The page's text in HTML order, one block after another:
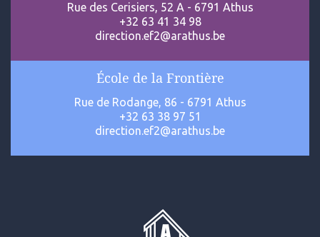
Rue des Cerisiers, 52 A - 6791 Athus
+32 63 41 34 98
direction.ef2@arathus.be
École de la Frontière
Rue de Rodange, 86 - 6791 Athus
+32 63 38 97 51
direction.ef2@arathus.be